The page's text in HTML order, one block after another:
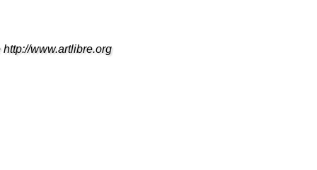
www.artlibre.org